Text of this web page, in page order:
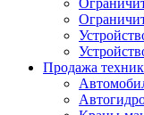
Продажа